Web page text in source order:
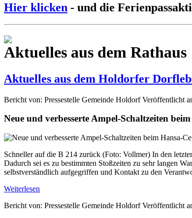
Hier klicken - und die
Aktuelles aus dem Rathaus
Aktuelles aus dem Holdorfer
Bericht von: Pressestelle Gemeinde Holdorf Veröffentlicht
Neue und verbesserte Ampel-Schaltzeiten
Schneller auf die B 214 zurück (Foto: Vollmer) In den
Dadurch sei es zu bestimmten Stoßzeiten zu sehr langen
selbstverständlich aufgegriffen und Kontakt zu den
Weiterlesen
Bericht von: Pressestelle Gemeinde Holdorf Veröffentlicht